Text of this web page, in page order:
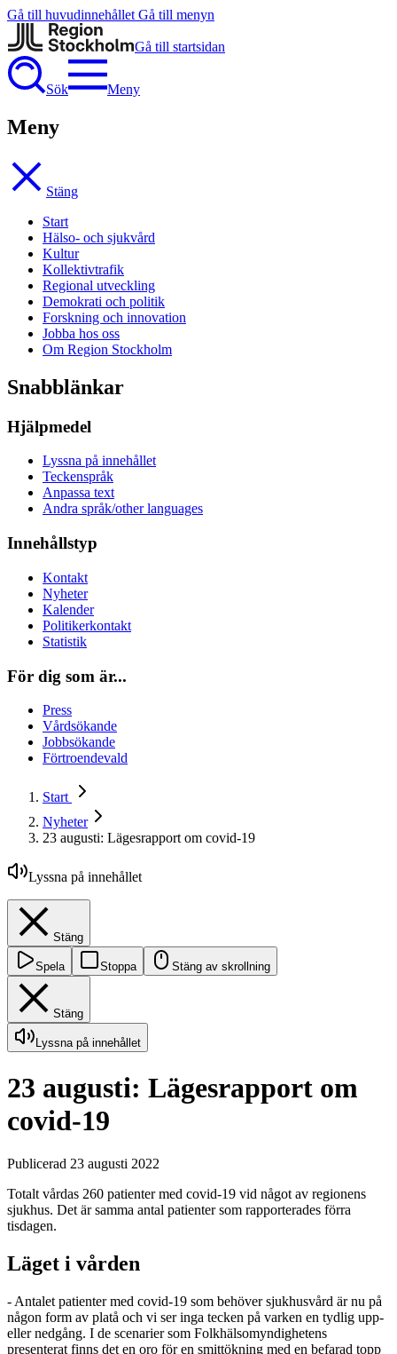
Gå till huvudinnehållet Gå till menyn
Gå till startsidan
Sök Meny
Meny
Stäng
Start
Hälso- och sjukvård
Kultur
Kollektivtrafik
Regional utveckling
Demokrati och politik
Forskning och innovation
Jobba hos oss
Om Region Stockholm
Snabblänkar
Hjälpmedel
Lyssna på innehållet
Teckenspråk
Anpassa text
Andra språk/other languages
Innehållstyp
Kontakt
Nyheter
Kalender
Politikerkontakt
Statistik
För dig som är...
Press
Vårdsökande
Jobbsökande
Förtroendevald
Start
Nyheter
23 augusti: Lägesrapport om covid-19
Lyssna på innehållet
Stäng
Spela Stoppa Stäng av skrollning
Stäng
Lyssna på innehållet
23 augusti: Lägesrapport om
covid-19
Publicerad 23 augusti 2022
Totalt vårdas 260 patienter med covid-19 vid något av regionens
sjukhus. Det är samma antal patienter som rapporterades förra
tisdagen.
Läget i vården
- Antalet patienter med covid-19 som behöver sjukhusvård är nu på
någon form av platå och vi ser inga tecken på varken en tydlig upp-
eller nedgång. I de scenarier som Folkhälsomyndighetens
presenterat finns det en oro för en smittökning med en befarad topp